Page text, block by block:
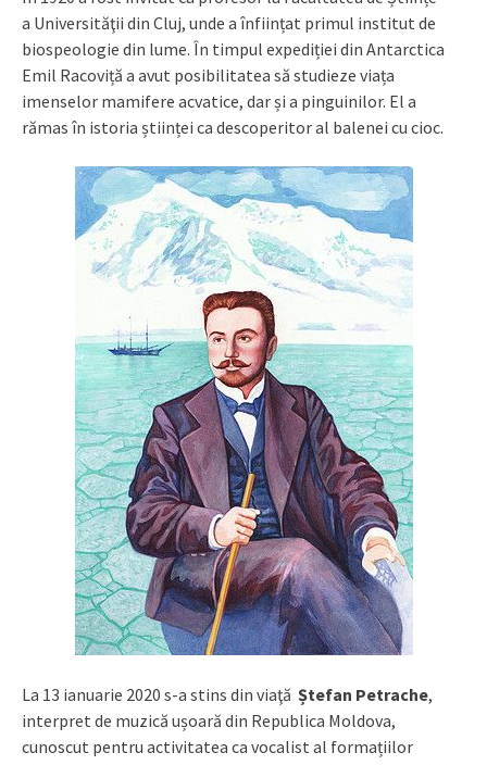
a Universităţii din Cluj, unde a înființat primul institut de
biospeologie din lume. În timpul expediției din Antarctica
Emil Racoviță a avut posibilitatea să studieze viața
imenselor mamifere acvatice, dar și a pinguinilor. El a
rămas în istoria științei ca descoperitor al balenei cu cioc.
La 13 ianuarie 2020 s-a stins din viaţă Ștefan Petrache,
interpret de muzică ușoară din Republica Moldova,
cunoscut pentru activitatea ca vocalist al formațiilor